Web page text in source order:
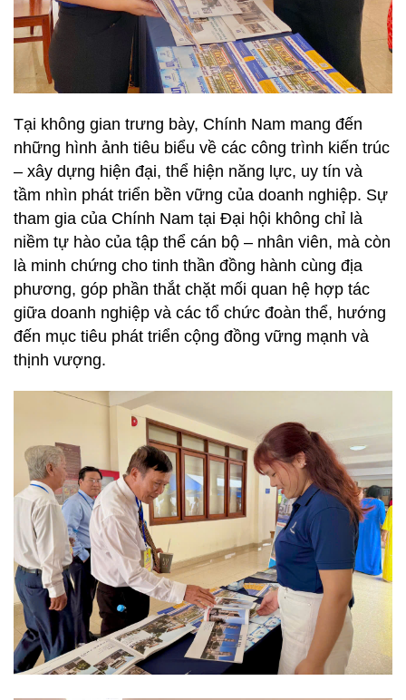
TUYỂN
DỤNG
CHĂM
KHÁCH
HÀNG
LIÊN
HỆ
Tại không gian trưng bày, Chính Nam mang đến
những hình ảnh tiêu biểu về các công trình kiến trúc
– xây dựng hiện đại, thể hiện năng lực, uy tín và
tầm nhìn phát triển bền vững của doanh nghiệp. Sự
tham gia của Chính Nam tại Đại hội không chỉ là
niềm tự hào của tập thể cán bộ – nhân viên, mà còn
là minh chứng cho tinh thần đồng hành cùng địa
phương, góp phần thắt chặt mối quan hệ hợp tác
giữa doanh nghiệp và các tổ chức đoàn thể, hướng
đến mục tiêu phát triển cộng đồng vững mạnh và
thịnh vượng.